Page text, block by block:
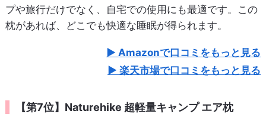
プや旅行だけでなく、自宅での使用にも最適です。この
枕があれば、どこでも快適な睡眠が得られます。
Amazonで口コミをもっと見る
楽天市場で口コミをもっと見る
【第7位】Naturehike 超軽量キャンプ エア枕